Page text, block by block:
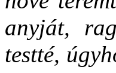
anyját,
testté,